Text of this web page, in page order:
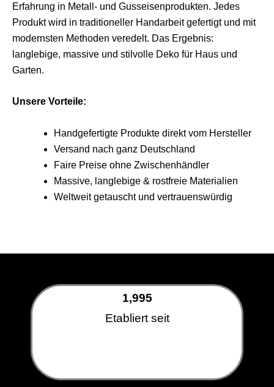
Erfahrung in Metall- und Gusseisenprodukten. Jedes
Produkt wird in traditioneller Handarbeit gefertigt und mit
modernsten Methoden veredelt. Das Ergebnis:
langlebige, massive und stilvolle Deko für Haus und
Garten.
Unsere Vorteile:
Handgefertigte Produkte direkt vom Hersteller
Versand nach ganz Deutschland
Faire Preise ohne Zwischenhändler
Massive, langlebige & rostfreie Materialien
Weltweit getauscht und vertrauenswürdig
Etabliert seit
1,995